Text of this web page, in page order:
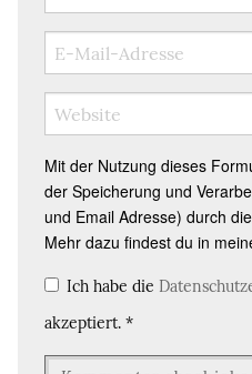
Mit der Nutzung dieses
der Speicherung und
und Email Adresse) durch
Mehr dazu findest du in
Ich habe die
akzeptiert. *